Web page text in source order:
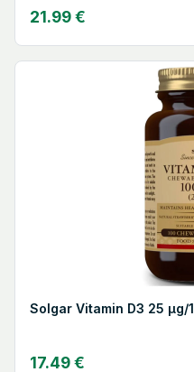
21.99 €
Solgar Vitamin D3 25 µg/
17.49 €